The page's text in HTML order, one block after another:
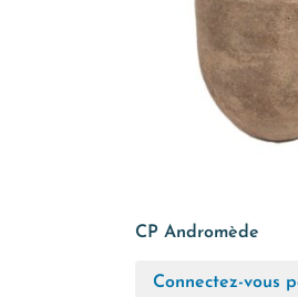
CP Andromède
Connectez-vous